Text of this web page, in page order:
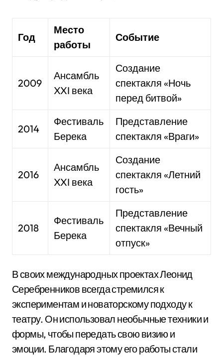
Год
Место
работы
Событие
2009
Ансамбль
XXI века
Создание
спектакля «Ночь
перед битвой»
2014
Фестиваль
Берека
Представление
спектакля «Враги»
2016
Ансамбль
XXI века
Создание
спектакля «Летний
гость»
2018
Фестиваль
Берека
Представление
спектакля «Вечный
отпуск»
В своих международных проектах Леонид
Серебренников всегда стремился к
экспериментам и новаторскому подходу к
театру. Он использовал необычные техники и
формы, чтобы передать свою визию и
эмоции. Благодаря этому его работы стали